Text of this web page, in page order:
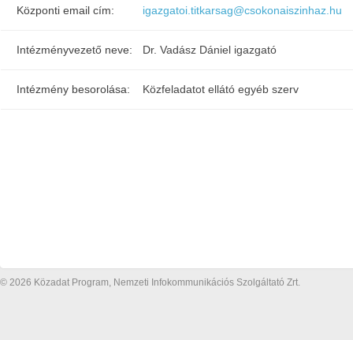
Központi email cím: igazgatoi.titkarsag@csokonaiszinhaz.hu
Intézményvezető neve: Dr. Vadász Dániel igazgató
Intézmény besorolása: Közfeladatot ellátó egyéb szerv
© 2026 Közadat Program, Nemzeti Infokommunikációs Szolgáltató Zrt.